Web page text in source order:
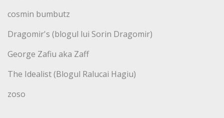
cosmin bumbutz
Dragomir's (blogul lui Sorin Dragomir)
George Zafiu aka Zaff
The Idealist (Blogul Ralucai Hagiu)
zoso